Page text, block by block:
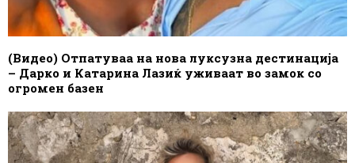
(Видео) Отпатуваа на нова луксузна дестинација
– Дарко и Катарина Лазиќ уживаат во замок со
огромен базен